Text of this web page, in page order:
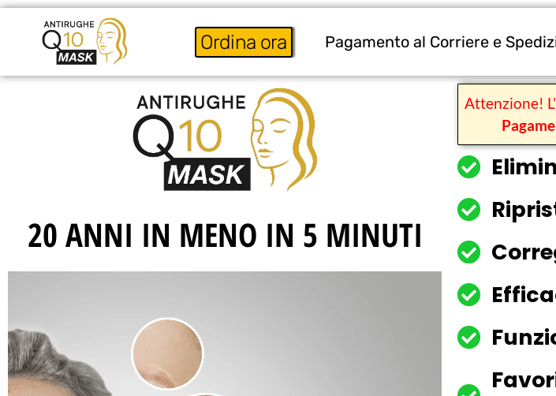
Ordina ora Pagamento al Corriere e
20 ANNI IN MENO IN 5 MINUTI
Attenzione! L’